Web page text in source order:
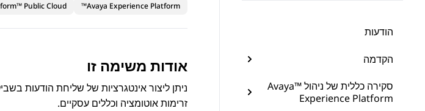
הודעות
הקדמה
סקירה כללית של ניהול ™Avaya
Experience Platform
Avaya Experience Platform™
Public Cloud
אודות משימה זו
ניתן ליצור אינטגרציות של שליחת הודעות
זרימות אוטומציה וכללים עסקיים.